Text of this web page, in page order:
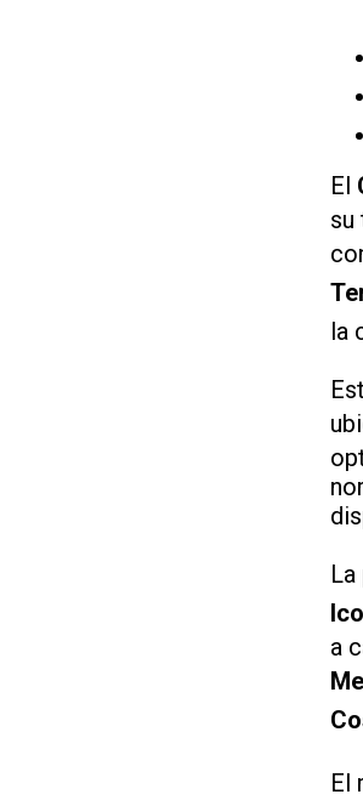
El
su
la
a
El